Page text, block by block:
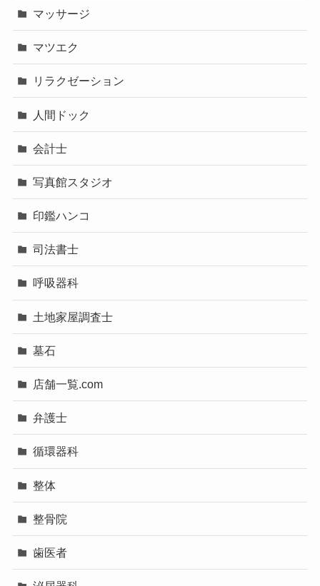
マッサージ
マツエク
リラクゼーション
人間ドック
会計士
写真館スタジオ
印鑑ハンコ
司法書士
呼吸器科
土地家屋調査士
墓石
店舗一覧.com
弁護士
循環器科
整体
整骨院
歯医者